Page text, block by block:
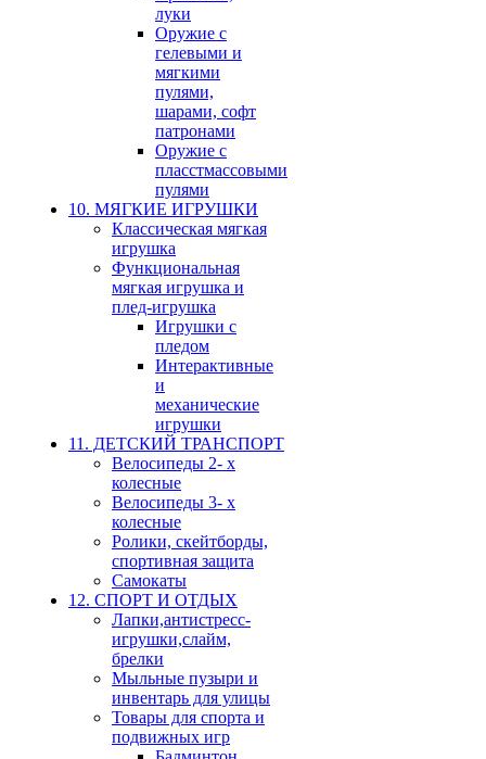
луки
Оружие с
гелевыми и
мягкими
пулями,
шарами, софт
патронами
Оружие с
пласстмассовыми
пулями
10. МЯГКИЕ ИГРУШКИ
Классическая мягкая
игрушка
Функциональная
мягкая игрушка и
плед-игрушка
Игрушки с
пледом
Интерактивные
и
механические
игрушки
11. ДЕТСКИЙ ТРАНСПОРТ
Велосипеды 2- х
колесные
Велосипеды 3- х
колесные
Ролики, скейтборды,
спортивная защита
Самокаты
12. СПОРТ И ОТДЫХ
Лапки,антистресс-
игрушки,слайм,
брелки
Мыльные пузыри и
инвентарь для улицы
Товары для спорта и
подвижных игр